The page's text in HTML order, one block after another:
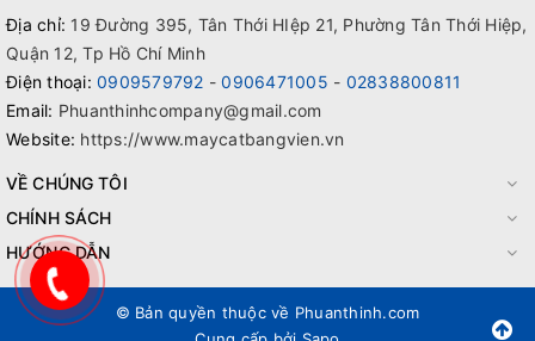
Địa chỉ: 19 Đường 395, Tân Thới HIệp 21, Phường Tân Thới Hiệp,
Quận 12, Tp Hồ Chí Minh
Điện thoại: 0909579792 -0906471005 - 02838800811
Email: Phuanthinhcompany@gmail.com
Website: https://www.maycatbangvien.vn
VỀ CHÚNG TÔI
CHÍNH SÁCH
HƯỚNG DẪN
© Bản quyền thuộc về Phuanthinh.com